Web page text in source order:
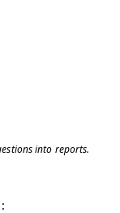
into reports.